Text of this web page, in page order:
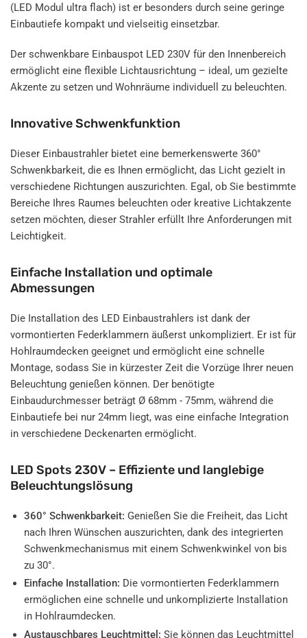
(LED Modul ultra flach) ist er besonders durch seine geringe
Einbautiefe kompakt und vielseitig einsetzbar.
Der schwenkbare Einbauspot LED 230V für den Innenbereich
ermöglicht eine flexible Lichtausrichtung – ideal, um gezielte
Akzente zu setzen und Wohnräume individuell zu beleuchten.
Innovative Schwenkfunktion
Dieser Einbaustrahler bietet eine bemerkenswerte 360°
Schwenkbarkeit, die es Ihnen ermöglicht, das Licht gezielt in
verschiedene Richtungen auszurichten. Egal, ob Sie bestimmte
Bereiche Ihres Raumes beleuchten oder kreative Lichtakzente
setzen möchten, dieser Strahler erfüllt Ihre Anforderungen mit
Leichtigkeit.
Einfache Installation und optimale
Abmessungen
Die Installation des LED Einbaustrahlers ist dank der
vormontierten Federklammern äußerst unkompliziert. Er ist für
Hohlraumdecken geeignet und ermöglicht eine schnelle
Montage, sodass Sie in kürzester Zeit die Vorzüge Ihrer neuen
Beleuchtung genießen können. Der benötigte
Einbaudurchmesser beträgt Ø 68mm - 75mm, während die
Einbautiefe bei nur 24mm liegt, was eine einfache Integration
in verschiedene Deckenarten ermöglicht.
LED Spots 230V – Effiziente und langlebige
Beleuchtungslösung
360° Schwenkbarkeit: Genießen Sie die Freiheit, das Licht
nach Ihren Wünschen auszurichten, dank des integrierten
Schwenkmechanismus mit einem Schwenkwinkel von bis
zu 30°.
Einfache Installation: Die vormontierten Federklammern
ermöglichen eine schnelle und unkomplizierte Installation
in Hohlraumdecken.
Austauschbares Leuchtmittel: Sie können das Leuchtmittel